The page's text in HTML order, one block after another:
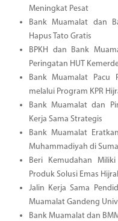
Meningkat Pesat
Bank Muamalat dan
Hapus Tato Gratis
BPKH dan Bank
Peringatan HUT
Bank Muamalat Pacu
melalui Program KPR
Bank Muamalat dan
Kerja Sama Strategis
Bank Muamalat
Muhammadiyah di
Beri Kemudahan
Produk Solusi Emas
Jalin Kerja Sama
Muamalat Gandeng
Bank Muamalat dan